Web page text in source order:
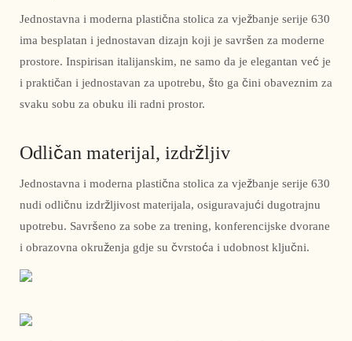
Jednostavna i moderna plastična stolica za vježbanje serije 630
ima besplatan i jednostavan dizajn koji je savršen za moderne
prostore. Inspirisan italijanskim, ne samo da je elegantan već je
i praktičan i jednostavan za upotrebu, što ga čini obaveznim za
svaku sobu za obuku ili radni prostor.
Odličan materijal, izdržljiv
Jednostavna i moderna plastična stolica za vježbanje serije 630
nudi odličnu izdržljivost materijala, osiguravajući dugotrajnu
upotrebu. Savršeno za sobe za trening, konferencijske dvorane
i obrazovna okruženja gdje su čvrstoća i udobnost ključni.